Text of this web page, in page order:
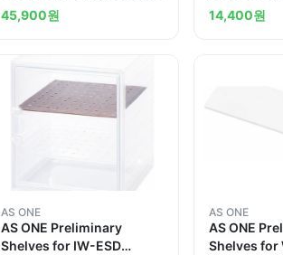
Desiccator SD
45,900원
14,400원
AS ONE
AS ONE Preliminary
Shelves for IW-ESD
AS ONE
AS ONE
Shelves for